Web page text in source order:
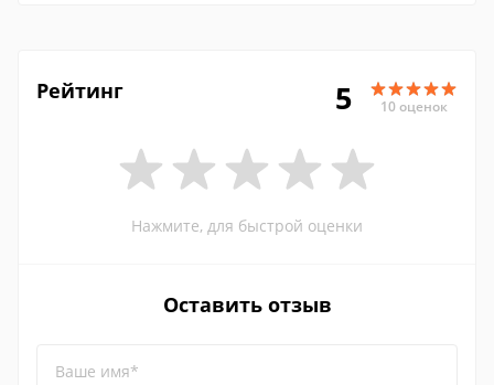
Рейтинг 5 10 оценок
Нажмите, для быстрой оценки
Оставить отзыв
Ваше имя*